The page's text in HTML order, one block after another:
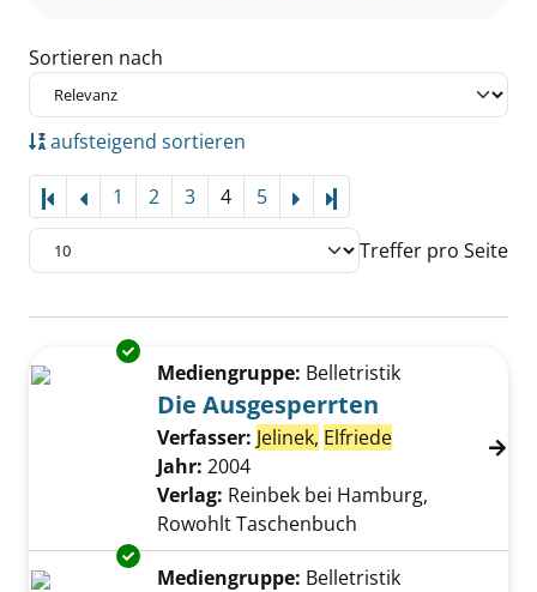
Sortieren nach
aufsteigend sortieren
1 2 3 4 5
Treffer pro Seite
Suchergebnis
Zu den Suchfiltern springen
Exemplar-Details von Die Ausgesperrten
Mediengruppe: Belletristik
Die Ausgesperrten
Verfasser: Jelinek, Elfriede Suche nach
Jahr: 2004
Verlag: Reinbek bei Hamburg,
Rowohlt Taschenbuch
Exemplar-Details von Lust anzeigen
Mediengruppe: Belletristik